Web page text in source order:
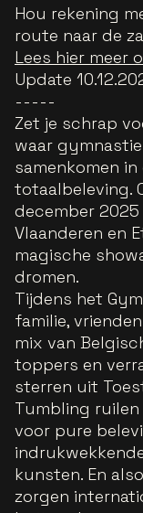
Hou rekening
route naar de
Lees hier meer
Update
-----
Zet je schrap
waar
samenkomen
totaalbeleving.
december
Vlaanderen en
magische
dromen.
Tijdens het
familie,
mix van
toppers en
sterren uit
Tumbling
voor pure
kunsten. En
zorgen